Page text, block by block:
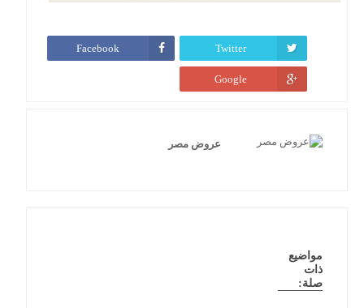
Twitter
Facebook
Google
عروض مصر
مواضيع
ذات
صلة: